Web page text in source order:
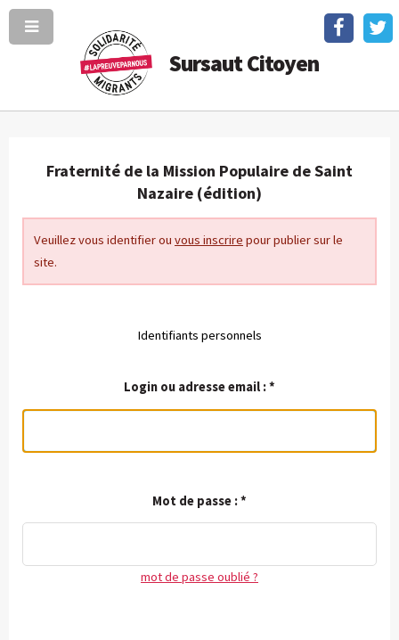
Sursaut Citoyen
Fraternité de la Mission Populaire de Saint
Nazaire (édition)
Veuillez vous identifier ou vous inscrire pour publier sur le
site.
Identifiants personnels
Login ou adresse email :*
Mot de passe :*
mot de passe oublié ?